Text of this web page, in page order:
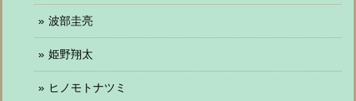
波部圭亮
姫野翔太
ヒノモトナツミ